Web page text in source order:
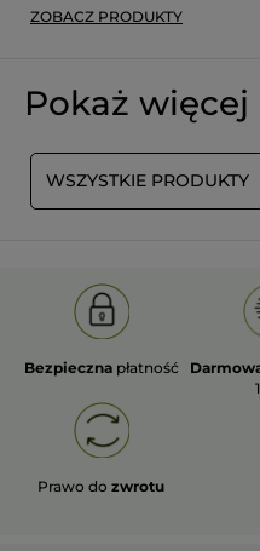
ZOBACZ PRODUKTY
Pokaż więcej
WSZYSTKIE PRODUKTY
Bezpieczna płatność
Prawo dozwrotu